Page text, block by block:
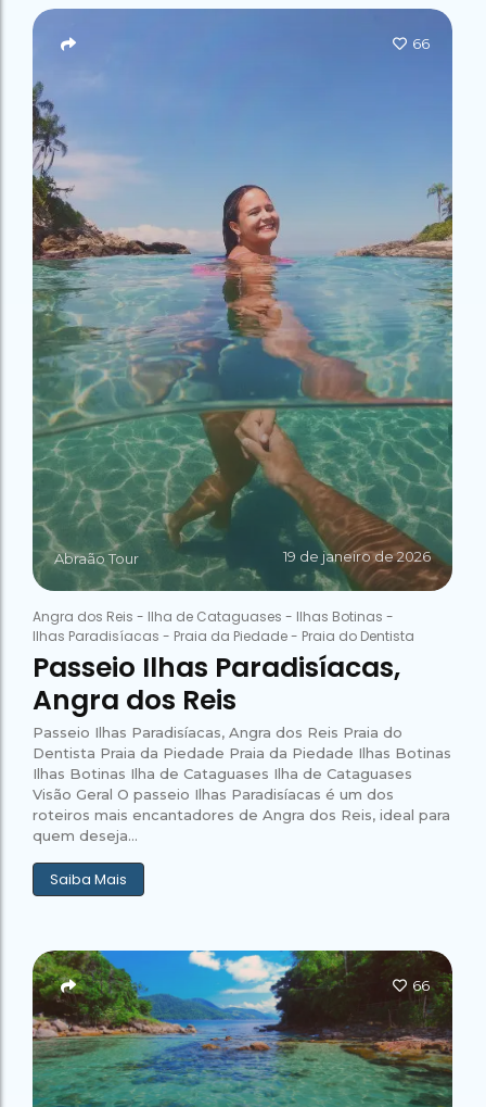
Paradisíacas
Gruta
Acaiá
Lagoa
Azul de
Escuna
Romântico
Passeio
Bate e
Volta
Rio x
Ilha
Grande
do
Lagoa
Azul de
Escuna
no Saco do
Tour na
Ilha
Passeio
Bate e
Volta
Rio x
Ilha
Grande
Abraão Tour 19 de janeiro de 2026
66
Angra dos Reis - Ilha de Cataguases - Ilhas Botinas -
Ilhas Paradisíacas - Praia da Piedade- Praia do Dentista
Passeio Ilhas Paradisíacas,
Angra dos Reis
Passeio Ilhas Paradisíacas, Angra dos Reis Praia do
Dentista Praia da Piedade Praia da Piedade Ilhas Botinas
Ilhas Botinas Ilha de Cataguases Ilha de Cataguases
Visão Geral O passeio Ilhas Paradisíacas é um dos
roteiros mais encantadores de Angra dos Reis, ideal para
quem deseja...
Saiba Mais
66